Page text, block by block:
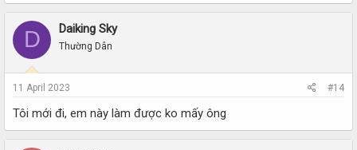
D Daiking Sky
Thường Dân
11 April 2023 #14
Tôi mới đi, em này làm được ko mấy ông